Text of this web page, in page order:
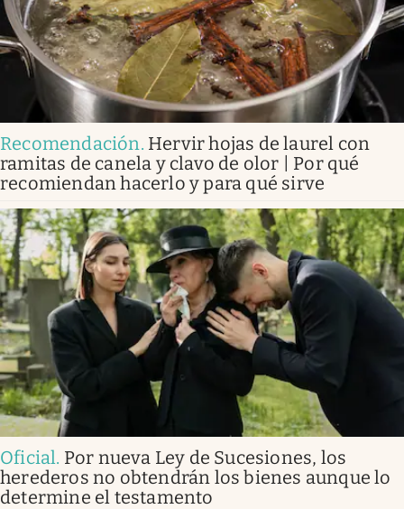
Recomendación. Hervir hojas de laurel con
ramitas de canela y clavo de olor | Por qué
recomiendan hacerlo y para qué sirve
Oficial. Por nueva Ley de Sucesiones, los
herederos no obtendrán los bienes aunque lo
determine el testamento